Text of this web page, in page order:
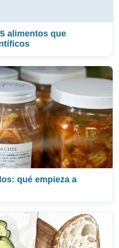
alimentos que
qué empieza a